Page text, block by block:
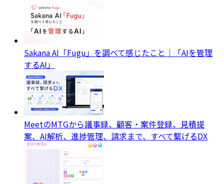
Sakana AI「Fugu」を調べて感じたこと｜「AIを管理
するAI」
MeetのMTGから議事録、顧客・案件登録、見積提
案、AI解析、進捗管理、請求まで、すべて繋げるDX